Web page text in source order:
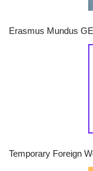
Erasmus Mundus
Temporary Foreign